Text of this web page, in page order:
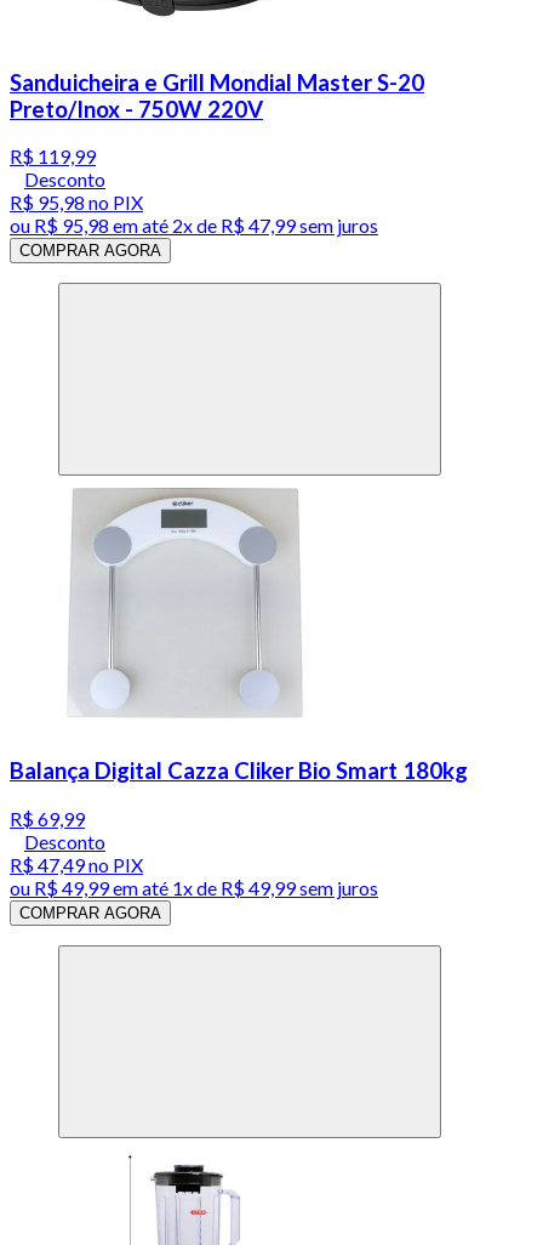
Sanduicheira e Grill Mondial Master S-20
Preto/Inox - 750W 220V
R$ 119,99
Desconto
R$ 95,98 no PIX
ou R$ 95,98 em até 2x de R$ 47,99 sem juros
COMPRAR AGORA
Balança Digital Cazza Cliker Bio Smart 180kg
R$ 69,99
Desconto
R$ 47,49no PIX
ou R$ 49,99em até 1x de R$ 49,99sem juros
COMPRAR AGORA